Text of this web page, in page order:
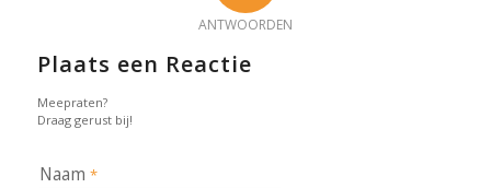
ANTWOORDEN
Plaats een Reactie
Meepraten?
Draag gerust bij!
Naam *